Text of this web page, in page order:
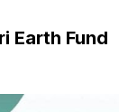
Earth Fund